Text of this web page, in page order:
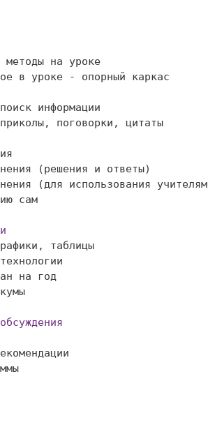
методы на
в уроке - опорный
на поиск
приколы, поговорки,
(решения и
(для использования
информацию
графики,
план на
и